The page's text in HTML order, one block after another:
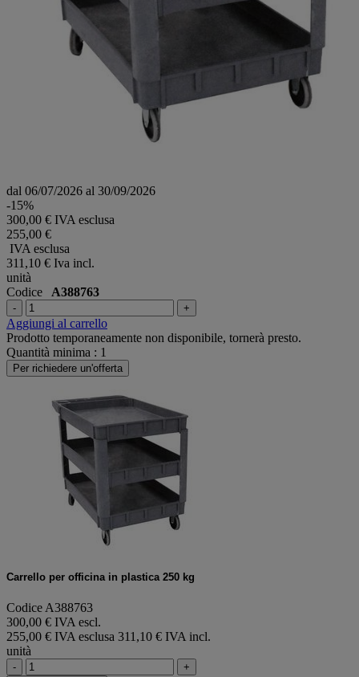
dal 06/07/2026 al 30/09/2026
-15%
300,00 € IVA esclusa
255,00 €
IVA esclusa
311,10 € Iva incl.
unità
Codice A388763
- +
Aggiungi al carrello
Prodotto temporaneamente non disponibile, tornerà presto.
Quantità minima : 1
Per richiedere un'offerta
Carrello per officina in plastica 250 kg
Codice A388763
300,00 € IVA escl.
255,00 € IVA esclusa 311,10 € IVA incl.
unità
-
+